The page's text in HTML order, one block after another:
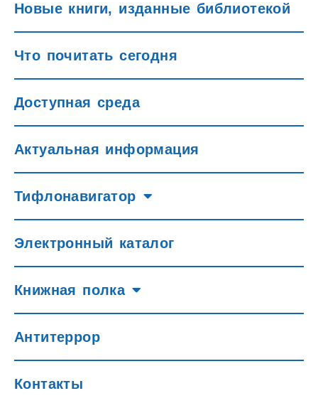
Новые книги, изданные библиотекой
Что почитать сегодня
Доступная среда
Актуальная информация
Тифлонавигатор
Электронный каталог
Книжная полка
Антитеррор
Контакты